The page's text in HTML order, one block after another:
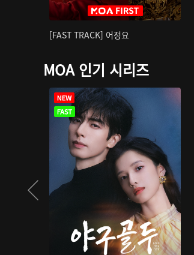
[FAST TRACK] 어정요
MOA 인기 시리즈